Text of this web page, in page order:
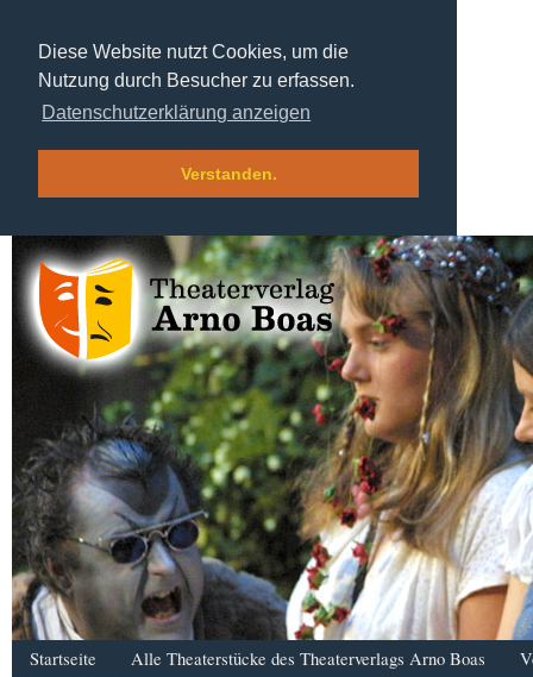
Diese Website nutzt Cookies, um die
Nutzung durch Besucher zu erfassen.
Datenschutzerklärung anzeigen
Verstanden.
Startseite Alle Theaterstücke des Theaterverlags Arno Boas